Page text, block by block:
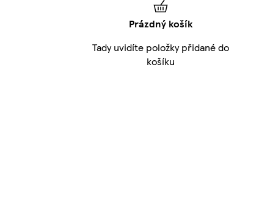
Prázdný košík
Tady uvidíte položky přidané do
košíku